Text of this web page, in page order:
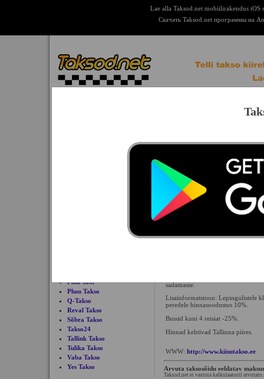
Lae alla Taksod.net mobiilirakendus iOS
Скачать Taksod.net программы на
Pink Taxi
Pluss Takso
Q-Takso
Reval Takso
Sõbra Takso
Takso24
Tallink Takso
Tulika Takso
Vaba Takso
Yes Takso
Kiisu Takso
Telefon:
+3726550777
Lisatelefonid: +3725065857,
+37253489985
Tegevusraadius: Tallinn ja
linnapiirini ettesõit tasuta)
sadamasse.
Lisainformatsioon: Lepingulistele
peredele hinnasoodustus 10%.
Bussid kuni 4 reisiat -25%.
Hinnad kehtivad Tallinna piires.
WWW: http://www.kiisutakso.ee
Arvuta taksosõidu eeldatav
Taksod.net ei vastuta kalkulaatoril arvutatu